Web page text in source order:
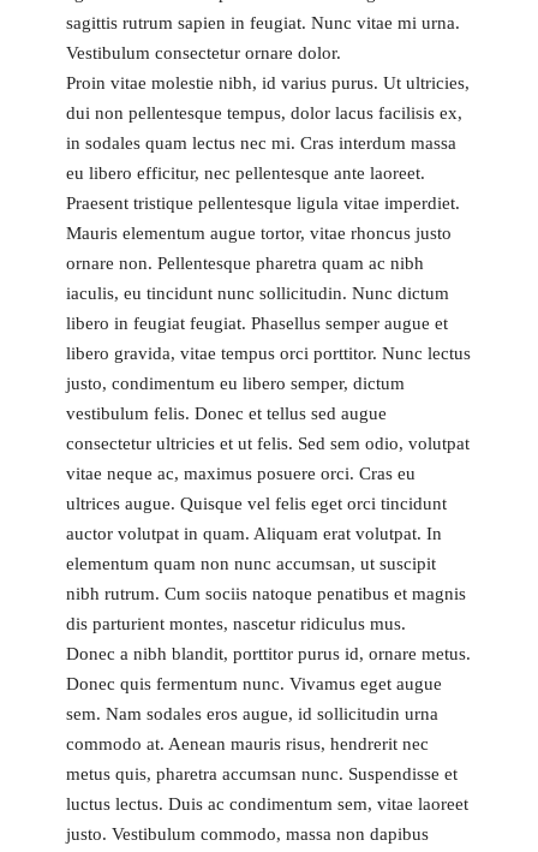
sagittis rutrum sapien in feugiat. Nunc vitae mi urna.
Vestibulum consectetur ornare dolor.
Proin vitae molestie nibh, id varius purus. Ut ultricies,
dui non pellentesque tempus, dolor lacus facilisis ex,
in sodales quam lectus nec mi. Cras interdum massa
eu libero efficitur, nec pellentesque ante laoreet.
Praesent tristique pellentesque ligula vitae imperdiet.
Mauris elementum augue tortor, vitae rhoncus justo
ornare non. Pellentesque pharetra quam ac nibh
iaculis, eu tincidunt nunc sollicitudin. Nunc dictum
libero in feugiat feugiat. Phasellus semper augue et
libero gravida, vitae tempus orci porttitor. Nunc lectus
justo, condimentum eu libero semper, dictum
vestibulum felis. Donec et tellus sed augue
consectetur ultricies et ut felis. Sed sem odio, volutpat
vitae neque ac, maximus posuere orci. Cras eu
ultrices augue. Quisque vel felis eget orci tincidunt
auctor volutpat in quam. Aliquam erat volutpat. In
elementum quam non nunc accumsan, ut suscipit
nibh rutrum. Cum sociis natoque penatibus et magnis
dis parturient montes, nascetur ridiculus mus.
Donec a nibh blandit, porttitor purus id, ornare metus.
Donec quis fermentum nunc. Vivamus eget augue
sem. Nam sodales eros augue, id sollicitudin urna
commodo at. Aenean mauris risus, hendrerit nec
metus quis, pharetra accumsan nunc. Suspendisse et
luctus lectus. Duis ac condimentum sem, vitae laoreet
justo. Vestibulum commodo, massa non dapibus